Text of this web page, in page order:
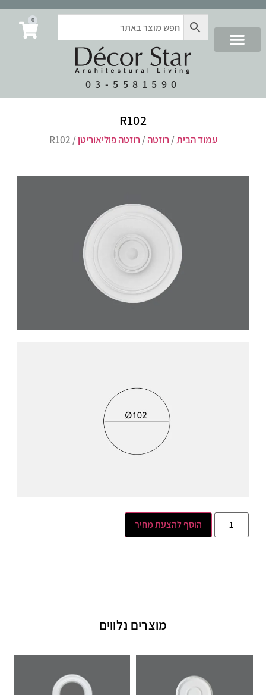
03-5581590
0
R102
עמוד הבית/ רוזטה/ רוזטה פוליאוריטן/ R102
הוסף להצעת מחיר
מוצרים נלווים